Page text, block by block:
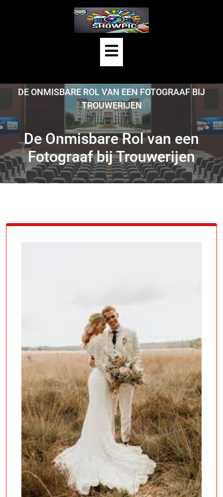
Open
Button
DE ONMISBARE ROL VAN EEN FOTOGRAAF BIJ
TROUWERIJEN
De Onmisbare Rol van een
Fotograaf bij Trouwerijen